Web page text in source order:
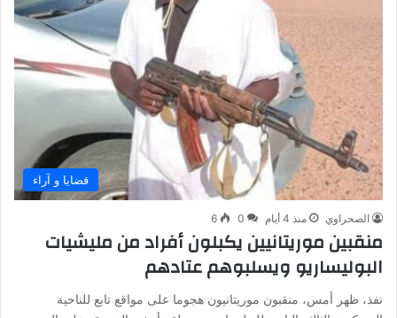
قضايا و آراء
الصحراوي منذ 4 أيام 0
6
منقبين موريتانيين يكبلون أفراد من مليشيات
البوليساريو ويسلبوهم عتادهم
نفذ، ظهر أمس، منقبون موريتانيون هجوما على مواقع تابع للناحية